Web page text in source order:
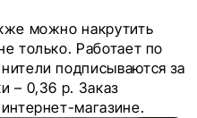
можно накрутить
только. Работает по
подписываются за
– 0,36 р. Заказ
магазине.